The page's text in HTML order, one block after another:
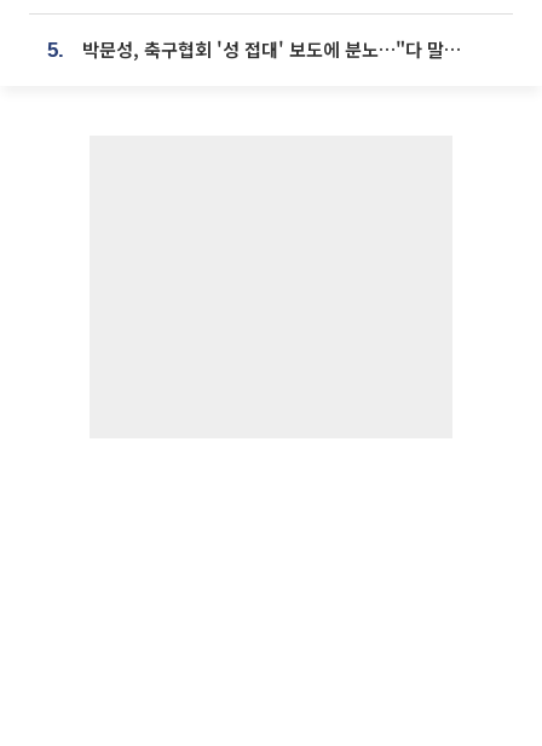
5. 박문성, 축구협회 '성 접대' 보도에 분노…"다 말아먹으려고 작정했나"